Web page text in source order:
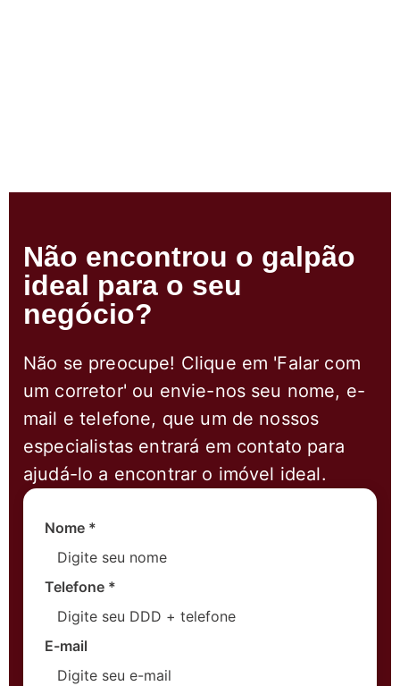
Não encontrou o galpão
ideal para o seu
negócio?
Não se preocupe! Clique em 'Falar com
um corretor' ou envie-nos seu nome, e-
mail e telefone, que um de nossos
especialistas entrará em contato para
ajudá-lo a encontrar o imóvel ideal.
Nome *
Telefone *
E-mail